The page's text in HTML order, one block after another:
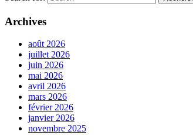
Archives
août 2026
juillet 2026
juin 2026
mai 2026
avril 2026
mars 2026
février 2026
janvier 2026
novembre 2025